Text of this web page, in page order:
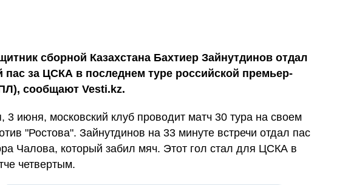
сборной Казахстана Бахтиер Зайнутдинов отдал
пас за ЦСКА в последнем туре российской премьер-
сообщают Vesti.kz.
3 июня, московский клуб проводит матч 30 тура на своем
"Ростова". Зайнутдинов на 33 минуте встречи отдал пас
Чалова, который забил мяч. Этот гол стал для ЦСКА в
четвертым.